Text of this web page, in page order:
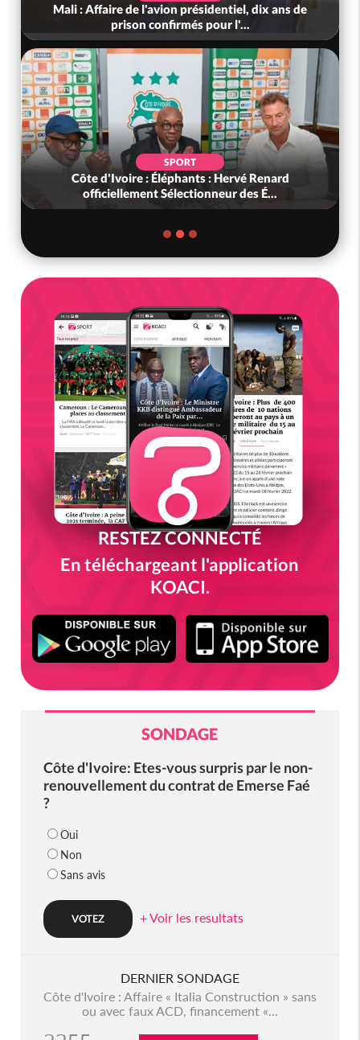
Mali : Affaire de l'avion présidentiel, dix ans de
prison confirmés pour l'...
SPORT
Côte d'Ivoire : Éléphants : Hervé Renard
officiellement Sélectionneur des É...
RESTEZ CONNECTÉ
En téléchargeant l'application
KOACI.
SONDAGE
Côte d'Ivoire: Etes-vous surpris par le non-
renouvellement du contrat de Emerse Faé
?
Oui
Non
Sans avis
+ Voir les resultats
DERNIER SONDAGE
Côte d'Ivoire : Affaire « Italia Construction » sans
ou avec faux ACD, financement «...